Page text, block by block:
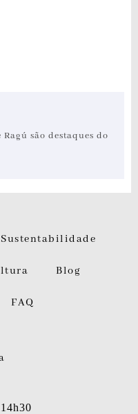
são destaques do
Sustentabilidade
Blog
FAQ